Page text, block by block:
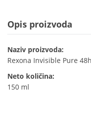
Opis proizvoda
Naziv proizvoda:
Rexona Invisible Pure
Neto količina:
150 ml